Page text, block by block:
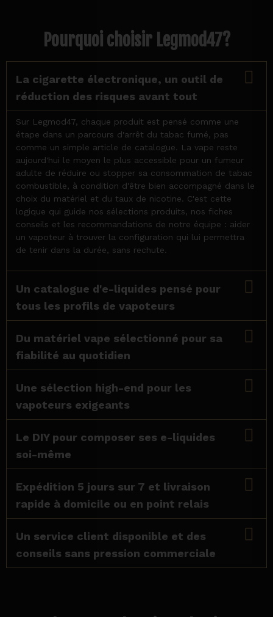
Pourquoi choisir Legmod47?
La cigarette électronique, un outil de
réduction des risques avant tout
Sur Legmod47, chaque produit est pensé comme une
étape dans un parcours d'arrêt du tabac fumé, pas
comme un simple article de catalogue. La vape reste
aujourd'hui le moyen le plus accessible pour un fumeur
adulte de réduire ou stopper sa consommation de tabac
combustible, à condition d'être bien accompagné dans le
choix du matériel et du taux de nicotine. C'est cette
logique qui guide nos sélections produits, nos fiches
conseils et les recommandations de notre équipe : aider
un vapoteur à trouver la configuration qui lui permettra
de tenir dans la durée, sans rechute.
Un catalogue d'e-liquides pensé pour
tous les profils de vapoteurs
Du matériel vape sélectionné pour sa
fiabilité au quotidien
Une sélection high-end pour les
vapoteurs exigeants
Le DIY pour composer ses e-liquides
soi-même
Expédition 5 jours sur 7 et livraison
rapide à domicile ou en point relais
Un service client disponible et des
conseils sans pression commerciale